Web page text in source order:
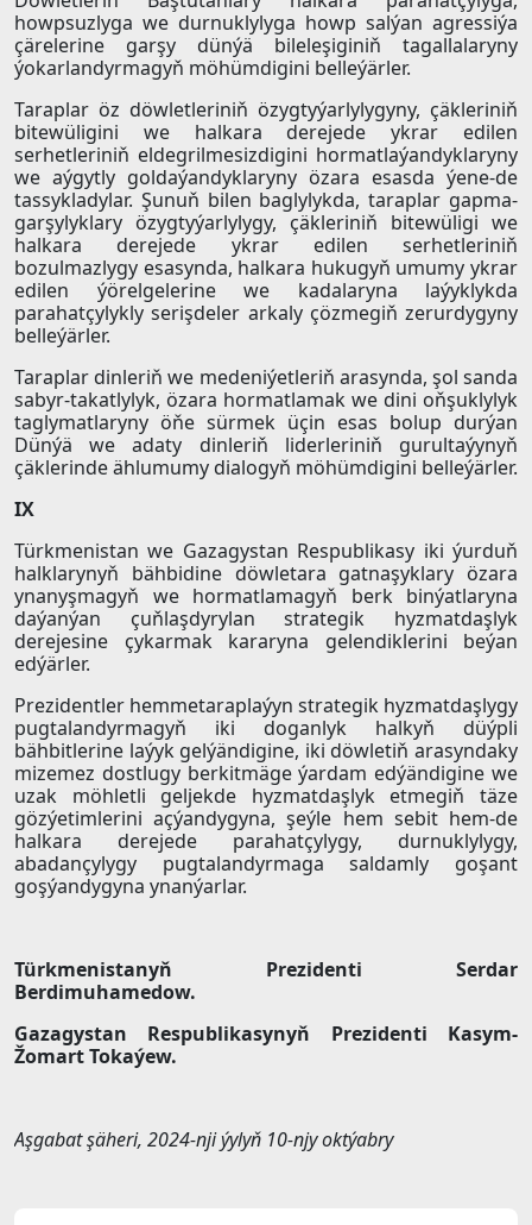
howpsuzlyga we durnuklylyga howp salýan agressiýa
çärelerine garşy dünýä bileleşiginiň tagallalaryny
ýokarlandyrmagyň möhümdigini belleýärler.
Taraplar öz döwletleriniň özygtyýarlylygyny, çäkleriniň
bitewüligini we halkara derejede ykrar edilen
serhetleriniň eldegrilmesizdigini hormatlaýandyklaryny
we aýgytly goldaýandyklaryny özara esasda ýene-de
tassykladylar. Şunuň bilen baglylykda, taraplar gapma-
garşylyklary özygtyýarlylygy, çäkleriniň bitewüligi we
halkara derejede ykrar edilen serhetleriniň
bozulmazlygy esasynda, halkara hukugyň umumy ykrar
edilen ýörelgelerine we kadalaryna laýyklykda
parahatçylykly serişdeler arkaly çözmegiň zerurdygyny
belleýärler.
Taraplar dinleriň we medeniýetleriň arasynda, şol sanda
sabyr-takatlylyk, özara hormatlamak we dini oňşuklylyk
taglymatlaryny öňe sürmek üçin esas bolup durýan
Dünýä we adaty dinleriň liderleriniň gurultaýynyň
çäklerinde ählumumy dialogyň möhümdigini belleýärler.
IX
Türkmenistan we Gazagystan Respublikasy iki ýurduň
halklarynyň bähbidine döwletara gatnaşyklary özara
ynanyşmagyň we hormatlamagyň berk binýatlaryna
daýanýan çuňlaşdyrylan strategik hyzmatdaşlyk
derejesine çykarmak kararyna gelendiklerini beýan
edýärler.
Prezidentler hemmetaraplaýyn strategik hyzmatdaşlygy
pugtalandyrmagyň iki doganlyk halkyň düýpli
bähbitlerine laýyk gelýändigine, iki döwletiň arasyndaky
mizemez dostlugy berkitmäge ýardam edýändigine we
uzak möhletli geljekde hyzmatdaşlyk etmegiň täze
gözýetimlerini açýandygyna, şeýle hem sebit hem-de
halkara derejede parahatçylygy, durnuklylygy,
abadançylygy pugtalandyrmaga saldamly goşant
goşýandygyna ynanýarlar.
Türkmenistanyň Prezidenti Serdar
Berdimuhamedow.
Gazagystan Respublikasynyň Prezidenti Kasym-
Žomart Tokaýew.
Aşgabat şäheri, 2024-nji ýylyň 10-njy oktýabry